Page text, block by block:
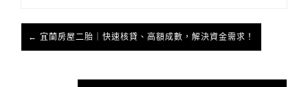
← 宜蘭房屋二胎｜快速核貸、高額成數，解決資金需求！